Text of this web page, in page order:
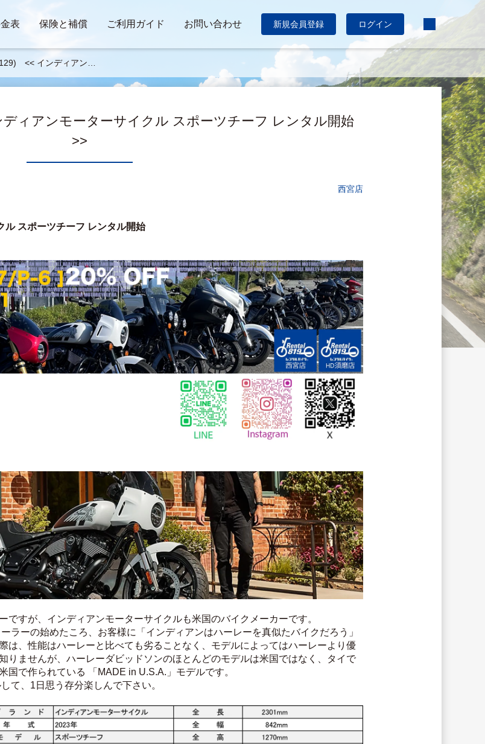
表 保険と補償 ご利用ガイド お問い合わせ 新規会員登録 ログイン
<< インディアン
ポーツチーフ レンタル
ィアンモーターサイクル スポーツチーフ レンタル開始
>>
西宮店
ル スポーツチーフ レンタル開始
すが、インディアンモーターサイクルも米国のバイクメーカーです。
ラーの始めたころ、お客様に「インディアンはハーレーを真似たバイクだろう」
は、性能はハーレーと比べても劣ることなく、モデルによってはハーレーより優
りませんが、ハーレーダビッドソンのほとんどのモデルは米国ではなく、タイで
で作られている 「MADE in U.S.A.」モデルです。
て、1日思う存分楽しんで下さい。